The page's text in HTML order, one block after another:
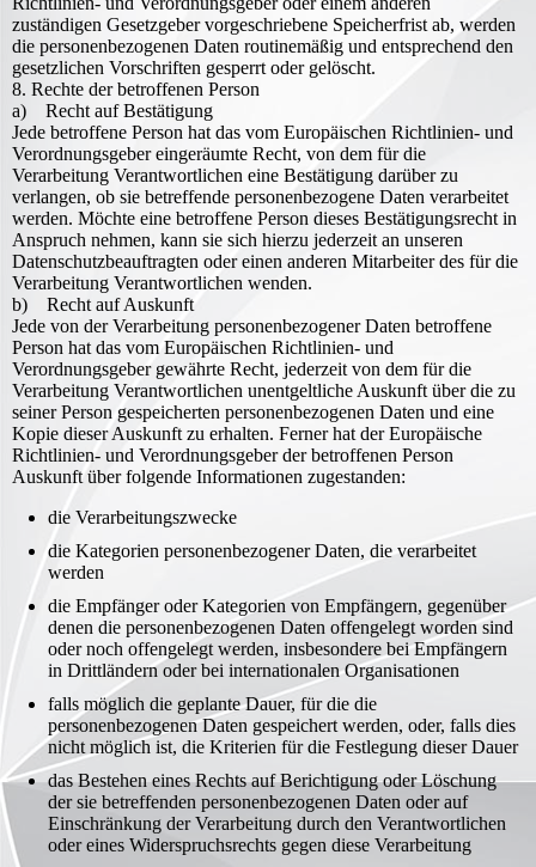
zuständigen Gesetzgeber vorgeschriebene Speicherfrist ab, werden
die personenbezogenen Daten routinemäßig und entsprechend den
gesetzlichen Vorschriften gesperrt oder gelöscht.
8. Rechte der betroffenen Person
a) Recht auf Bestätigung
Jede betroffene Person hat das vom Europäischen Richtlinien- und
Verordnungsgeber eingeräumte Recht, von dem für die
Verarbeitung Verantwortlichen eine Bestätigung darüber zu
verlangen, ob sie betreffende personenbezogene Daten verarbeitet
werden. Möchte eine betroffene Person dieses Bestätigungsrecht in
Anspruch nehmen, kann sie sich hierzu jederzeit an unseren
Datenschutzbeauftragten oder einen anderen Mitarbeiter des für die
Verarbeitung Verantwortlichen wenden.
b) Recht auf Auskunft
Jede von der Verarbeitung personenbezogener Daten betroffene
Person hat das vom Europäischen Richtlinien- und
Verordnungsgeber gewährte Recht, jederzeit von dem für die
Verarbeitung Verantwortlichen unentgeltliche Auskunft über die zu
seiner Person gespeicherten personenbezogenen Daten und eine
Kopie dieser Auskunft zu erhalten. Ferner hat der Europäische
Richtlinien- und Verordnungsgeber der betroffenen Person
Auskunft über folgende Informationen zugestanden:
die Verarbeitungszwecke
die Kategorien personenbezogener Daten, die verarbeitet
werden
die Empfänger oder Kategorien von Empfängern, gegenüber
denen die personenbezogenen Daten offengelegt worden sind
oder noch offengelegt werden, insbesondere bei Empfängern
in Drittländern oder bei internationalen Organisationen
falls möglich die geplante Dauer, für die die
personenbezogenen Daten gespeichert werden, oder, falls dies
nicht möglich ist, die Kriterien für die Festlegung dieser Dauer
das Bestehen eines Rechts auf Berichtigung oder Löschung
der sie betreffenden personenbezogenen Daten oder auf
Einschränkung der Verarbeitung durch den Verantwortlichen
oder eines Widerspruchsrechts gegen diese Verarbeitung